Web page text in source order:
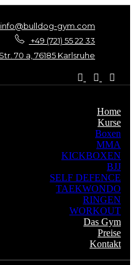
info@bulldog-gym.com
+49 (721) 55 22 33
70 a, 76185 Karlsruhe
Home
Kurse
Boxen
MMA
KICKBOXEN
BJJ
SELF DEFENCE
TAEKWONDO
RINGEN
WORKOUT
Das Gym
Preise
Kontakt